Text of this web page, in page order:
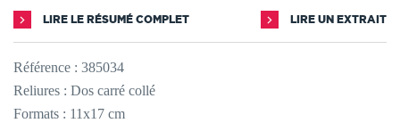
LIRE LE RÉSUMÉ COMPLET LIRE UN EXTRAIT
Référence : 385034
Reliures : Dos carré collé
Formats : 11x17 cm